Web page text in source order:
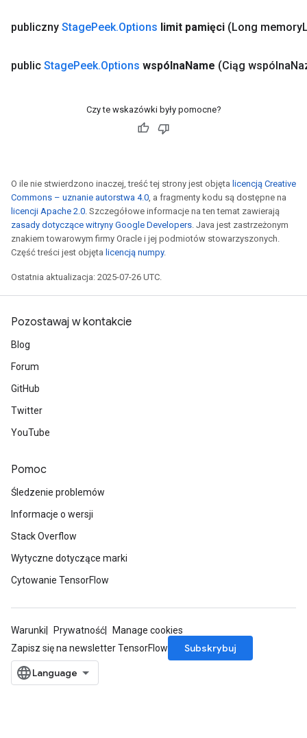
publiczny StagePeek.Options limit pamięci (Long memory
public StagePeek.Options wspólnaName (Ciąg wspólna
Czy te wskazówki były pomocne?
O ile nie stwierdzono inaczej, treść tej strony jest objęta licencją Creative
Commons – uznanie autorstwa 4.0, a fragmenty kodu są dostępne na
licencji Apache 2.0. Szczegółowe informacje na ten temat zawierają
zasady dotyczące witryny Google Developers. Java jest zastrzeżonym
znakiem towarowym firmy Oracle i jej podmiotów stowarzyszonych.
Część treści jest objęta licencją numpy.
Ostatnia aktualizacja: 2025-07-26 UTC.
Pozostawaj w kontakcie
Blog
Forum
GitHub
Twitter
YouTube
Pomoc
Śledzenie problemów
Informacje o wersji
Stack Overflow
Wytyczne dotyczące marki
Cytowanie TensorFlow
Warunki Prywatność
Manage cookies
Zapisz się na newsletter TensorFlow
Subskrybuj